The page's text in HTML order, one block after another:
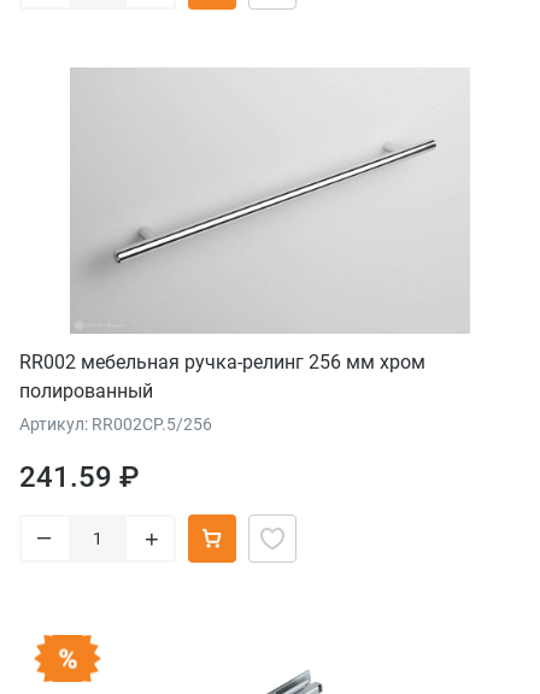
RR002 мебельная ручка-релинг 256 мм хром
полированный
Артикул: RR002CP.5/256
241.59 ₽
– +